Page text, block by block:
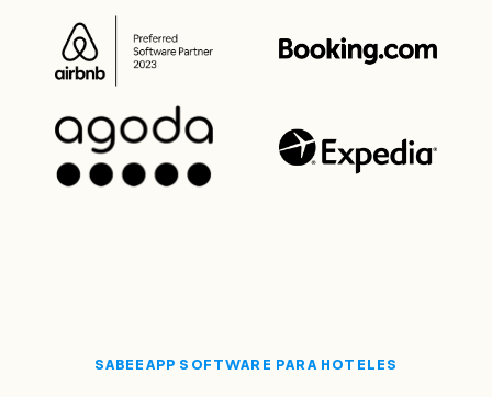
SABEEAPP SOFTWARE PARA HOTELES